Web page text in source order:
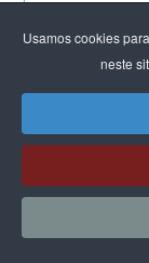
Usamos cookies
neste